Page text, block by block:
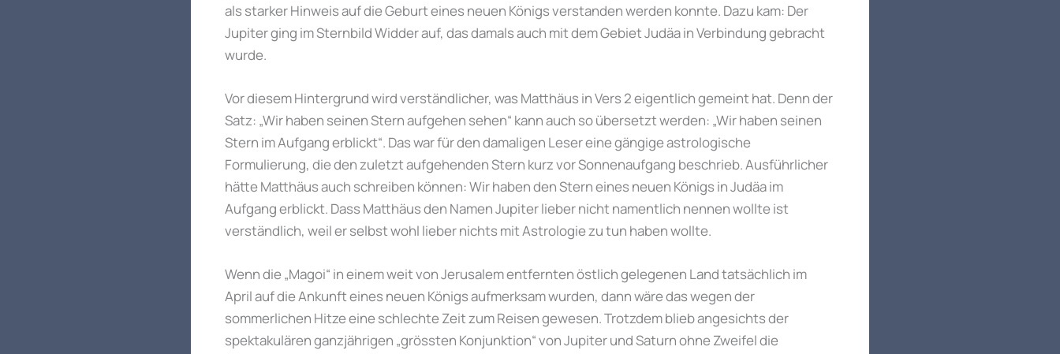
als starker Hinweis auf die Geburt eines neuen Königs verstanden werden konnte. Dazu kam: Der
Jupiter ging im Sternbild Widder auf, das damals auch mit dem Gebiet Judäa in Verbindung gebracht
wurde.
Vor diesem Hintergrund wird verständlicher, was Matthäus in Vers 2 eigentlich gemeint hat. Denn der
Satz: „Wir haben seinen Stern aufgehen sehen“ kann auch so übersetzt werden: „Wir haben seinen
Stern im Aufgang erblickt“. Das war für den damaligen Leser eine gängige astrologische
Formulierung, die den zuletzt aufgehenden Stern kurz vor Sonnenaufgang beschrieb. Ausführlicher
hätte Matthäus auch schreiben können: Wir haben den Stern eines neuen Königs in Judäa im
Aufgang erblickt. Dass Matthäus den Namen Jupiter lieber nicht namentlich nennen wollte ist
verständlich, weil er selbst wohl lieber nichts mit Astrologie zu tun haben wollte.
Wenn die „Magoi“ in einem weit von Jerusalem entfernten östlich gelegenen Land tatsächlich im
April auf die Ankunft eines neuen Königs aufmerksam wurden, dann wäre das wegen der
sommerlichen Hitze eine schlechte Zeit zum Reisen gewesen. Trotzdem blieb angesichts der
spektakulären ganzjährigen „grössten Konjunktion“ von Jupiter und Saturn ohne Zweifel die